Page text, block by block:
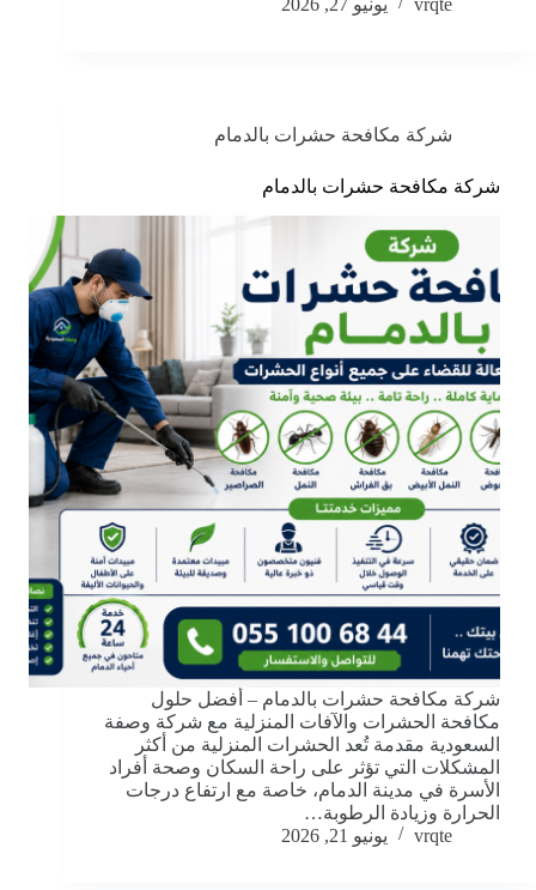
vrqte
يونيو 27, 2026
شركة مكافحة حشرات بالدمام
شركة مكافحة حشرات بالدمام
شركة مكافحة حشرات بالدمام – أفضل حلول
مكافحة الحشرات والآفات المنزلية مع شركة وصفة
السعودية مقدمة تُعد الحشرات المنزلية من أكثر
المشكلات التي تؤثر على راحة السكان وصحة أفراد
الأسرة في مدينة الدمام، خاصة مع ارتفاع درجات
الحرارة وزيادة الرطوبة…
vrqte
يونيو 21, 2026